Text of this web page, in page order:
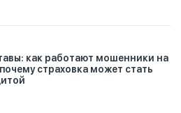
как работают мошенники на
страховка может стать